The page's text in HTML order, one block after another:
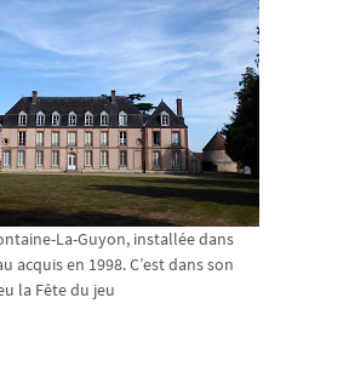
La-Guyon, installée dans
acquis en 1998. C’est dans son
la Fête du jeu